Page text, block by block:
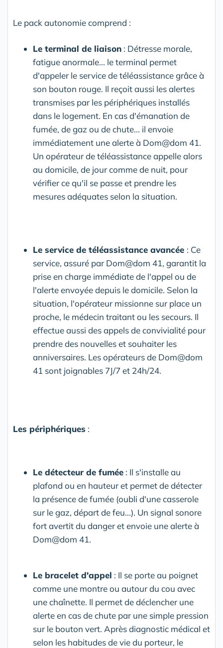
Le pack autonomie comprend :
Le terminal de liaison : Détresse morale,
fatigue anormale... le terminal permet
d'appeler le service de téléassistance grâce à
son bouton rouge. Il reçoit aussi les alertes
transmises par les périphériques installés
dans le logement. En cas d'émanation de
fumée, de gaz ou de chute... il envoie
immédiatement une alerte à Dom@dom 41.
Un opérateur de téléassistance appelle alors
au domicile, de jour comme de nuit, pour
vérifier ce qu'il se passe et prendre les
mesures adéquates selon la situation.
Le service de téléassistance avancée : Ce
service, assuré par Dom@dom 41, garantit la
prise en charge immédiate de l'appel ou de
l'alerte envoyée depuis le domicile. Selon la
situation, l'opérateur missionne sur place un
proche, le médecin traitant ou les secours. Il
effectue aussi des appels de convivialité pour
prendre des nouvelles et souhaiter les
anniversaires. Les opérateurs de Dom@dom
41 sont joignables 7J/7 et 24h/24.
Les périphériques :
Le détecteur de fumée : Il s'installe au
plafond ou en hauteur et permet de détecter
la présence de fumée (oubli d'une casserole
sur le gaz, départ de feu...). Un signal sonore
fort avertit du danger et envoie une alerte à
Dom@dom 41.
Le bracelet d'appel : Il se porte au poignet
comme une montre ou autour du cou avec
une chaînette. Il permet de déclencher une
alerte en cas de chute par une simple pression
sur le bouton vert. Après diagnostic médical et
selon les habitudes de vie du porteur, le